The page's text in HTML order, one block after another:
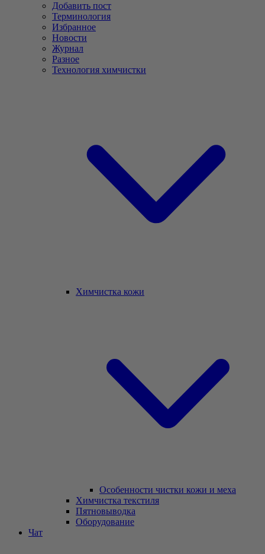
Добавить пост
Терминология
Избранное
Новости
Журнал
Разное
Технология химчистки
Химчистка кожи
Особенности чистки кожи и меха
Химчистка текстиля
Пятновыводка
Оборудование
Чат